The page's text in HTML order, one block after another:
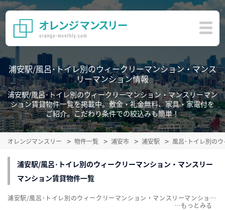
浦安駅/風呂･トイレ別のウィークリーマンション・マンス
リーマンション情報
浦安駅/風呂･トイレ別のウィークリーマンション・マンスリーマン
ション賃貸物件一覧を掲載中。敷金・礼金無料、家具・家電付を
ご紹介。こだわり条件での絞込みも簡単！
オレンジマンスリー 物件一覧 浦安市 浦安駅 風呂･トイレ別の
浦安駅/風呂･トイレ別のウィークリーマンション・マンスリー
マンション賃貸物件一覧
浦安駅/風呂･トイレ別のウィークリーマンション・マンスリーマンション賃貸物件一覧を掲載中。敷金・礼金無料、家具・家電付をご紹介。こだわり条件での絞込みも簡単！
…